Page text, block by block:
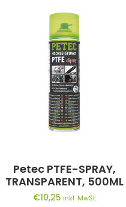
Petec PTFE-SPRAY,
TRANSPARENT, 500ML
€10,25 inkl. MwSt.